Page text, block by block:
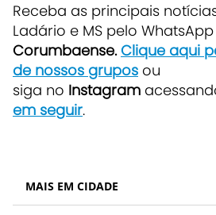
Receba as principais
Ladário e MS pelo
Corumbaense.Clique aqui
de nossos grupos ou
siga no Instagram
em seguir.
MAIS EM CIDADE